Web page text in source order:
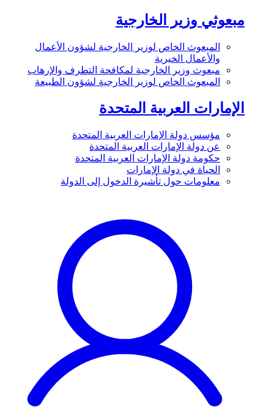
مبعوثي وزير الخارجية
المبعوث الخاص لوزير الخارجية لشؤون الأعمال
والأعمال الخيرية
مبعوث وزير الخارجية لمكافحة التطرف والإرهاب
المبعوث الخاص لوزير الخارجية لشؤون الطبيعة
الإمارات العربية المتحدة
مؤسس دولة الإمارات العربية المتحدة
عن دولة الإمارات العربية المتحدة
حكومة دولة الإمارات العربية المتحدة
الحياة في دولة الإمارات
معلومات حول تأشيرة الدخول إلى الدولة